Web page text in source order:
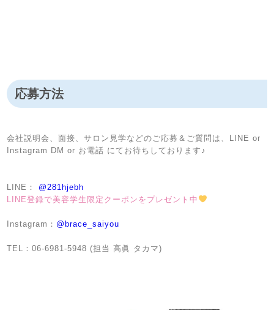
応募方法
会社説明会、面接、サロン見学などのご応募＆ご質問は、LINE or
Instagram DM or お電話 にてお待ちしております♪
LINE： @281hjebh
LINE登録で美容学生限定クーポンをプレゼント中
Instagram： @brace_saiyou
TEL：06-6981-5948 (担当 高眞 タカマ)